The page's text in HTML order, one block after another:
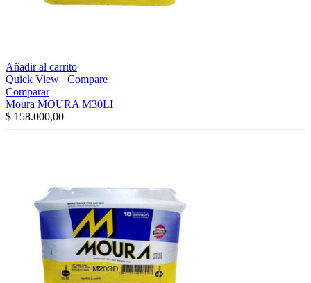
Añadir al carrito
Quick View
Compare
Comparar
Moura MOURA M30LI
$ 158.000,00